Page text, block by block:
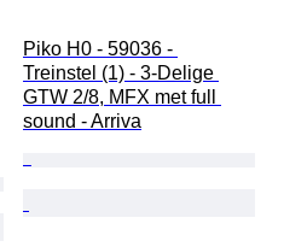
Piko H0 - 59036 -
Treinstel (1) - 3-Delige
GTW 2/8, MFX met full
sound - Arriva